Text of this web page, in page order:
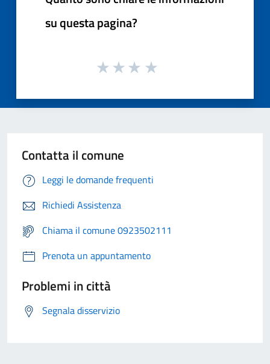
su questa pagina?
Contatta il comune
Leggi le domande frequenti
Richiedi Assistenza
Chiama il comune 0923502111
Prenota un appuntamento
Problemi in città
Segnala disservizio